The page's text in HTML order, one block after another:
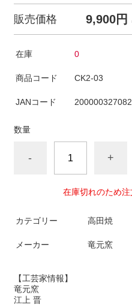
販売価格 9,900円
在庫 0
商品コード CK2-03
JANコード
数量
- +
在庫切れのため注
カテゴリー 高田焼
メーカー 竜元窯
【工芸家情報】
竜元窯
江上 晋